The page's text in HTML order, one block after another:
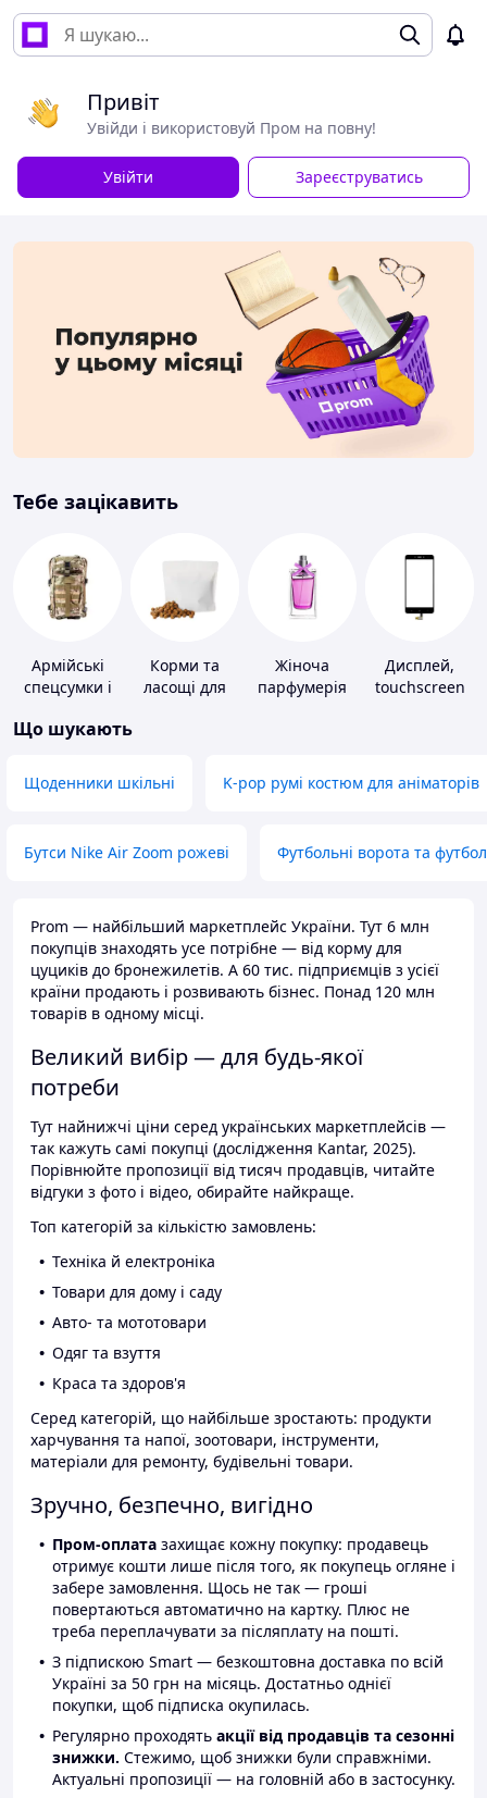
Привіт
Увійди і використовуй Пром на повну!
Увійти Зареєструватись
Тебе зацікавить
Армійські
спецсумки і
Корми та
ласощі для
Жіноча
парфумерія
Дисплей,
touchscreen
Що шукають
Щоденники шкільні K-pop румі костюм для аніматорів
Бутси Nike Air Zoom рожеві Футбольні ворота та
Prom — найбільший маркетплейс України. Тут 6 млн
покупців знаходять усе потрібне — від корму для
цуциків до бронежилетів. А 60 тис. підприємців з усієї
країни продають і розвивають бізнес. Понад 120 млн
товарів в одному місці.
Великий вибір — для будь-якої
потреби
Тут найнижчі ціни серед українських маркетплейсів —
так кажуть самі покупці (дослідження Kantar, 2025).
Порівнюйте пропозиції від тисяч продавців, читайте
відгуки з фото і відео, обирайте найкраще.
Топ категорій за кількістю замовлень:
Техніка й електроніка
Товари для дому і саду
Авто- та мототовари
Одяг та взуття
Краса та здоров'я
Серед категорій, що найбільше зростають: продукти
харчування та напої, зоотовари, інструменти,
матеріали для ремонту, будівельні товари.
Зручно, безпечно, вигідно
Пром-оплата захищає кожну покупку: продавець
отримує кошти лише після того, як покупець огляне і
забере замовлення. Щось не так — гроші
повертаються автоматично на картку. Плюс не
треба переплачувати за післяплату на пошті.
З підпискою Smart — безкоштовна доставка по всій
Україні за 50 грн на місяць. Достатньо однієї
покупки, щоб підписка окупилась.
Регулярно проходять акції від продавців та сезонні
знижки. Стежимо, щоб знижки були справжніми.
Актуальні пропозиції — на головній або в застосунку.